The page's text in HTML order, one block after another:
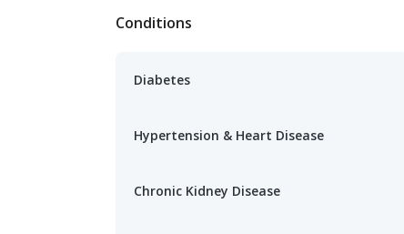
Conditions
Diabetes
Hypertension & Heart Disease
Chronic Kidney Disease